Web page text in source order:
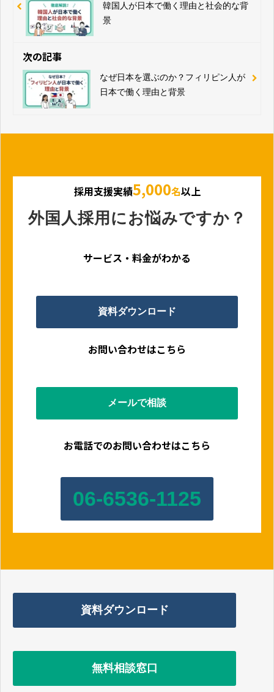
韓国人が日本で働く理由と社会的な背
景
次の記事
なぜ日本を選ぶのか？フィリピン人が
日本で働く理由と背景
採用支援実績5,000名以上
外国人採用にお悩みですか？
サービス・料金がわかる
資料ダウンロード
お問い合わせはこちら
メールで相談
お電話でのお問い合わせはこちら
06-6536-1125
資料ダウンロード
無料相談窓口